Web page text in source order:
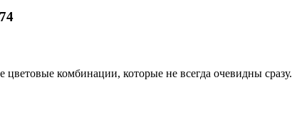
цветовые комбинации, которые не всегда очевидны сразу.